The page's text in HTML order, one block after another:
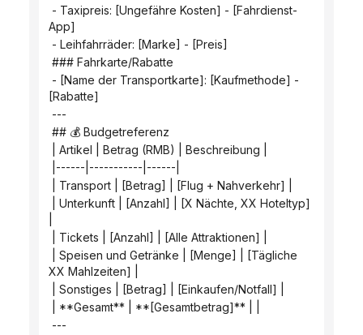
App]
- Leihfahrräder: [Marke] - [Preis]
### Fahrkarte/Rabatte
[Rabatte]
---
## 💰 Budgetreferenz
| Artikel | Betrag (RMB) | Beschreibung |
|------|-----------|------|
| Transport | [Betrag] | [Flug + Nahverkehr] |
| Tickets | [Anzahl] | [Alle Attraktionen] |
XX Mahlzeiten] |
| Sonstiges | [Betrag] | [Einkaufen/Notfall] |
| **Gesamt** | **[Gesamtbetrag]** | |
---